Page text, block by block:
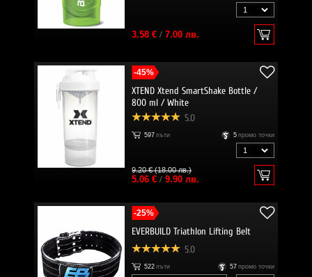
3.58 €/ 7.00 лв.
-45%
XTEND Xtend SmartShake Bottle /
800 ml / White
5.0
597 пъти 5 промо точки
9.20 € (18.00 лв.)
5.06 €/ 9.90 лв.
-25%
EVERBUILD Triathlon Lifting Belt
5.0
522 пъти 57 промо точки